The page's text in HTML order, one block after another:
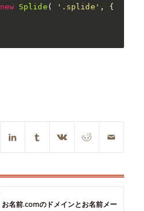
new Splide ( '.splide' ,
{
お名前.comのドメインとお名前メー